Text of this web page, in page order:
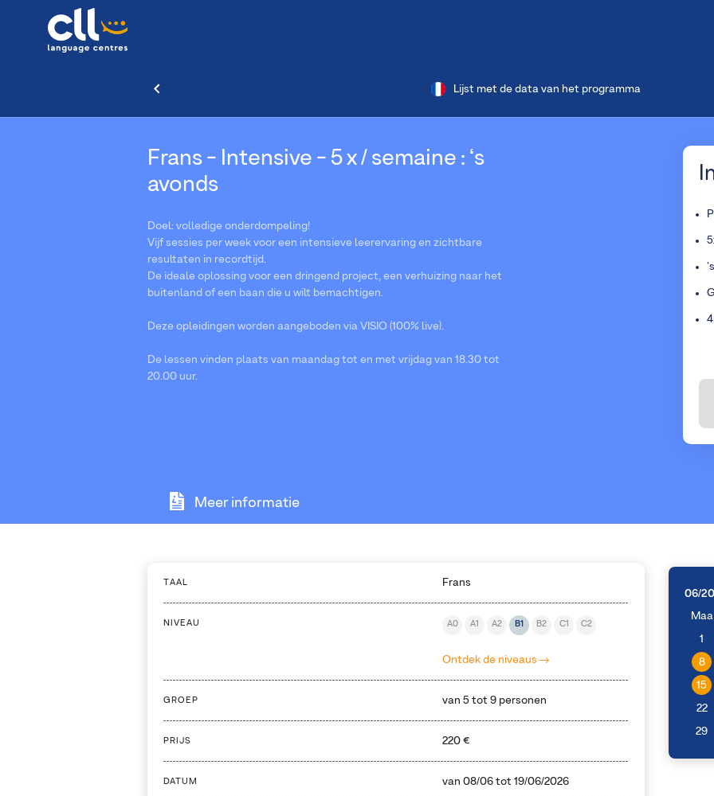
Lijst met de data van het programma
Frans - Intensive - 5 x / semaine : ‘s
avonds
Doel: volledige onderdompeling!
Vijf sessies per week voor een intensieve leerervaring en zichtbare
resultaten in recordtijd.
De ideale oplossing voor een dringend project, een verhuizing naar het
buitenland of een baan die u wilt bemachtigen.
Deze opleidingen worden aangeboden via VISIO (100% live).
De lessen vinden plaats van maandag tot en met vrijdag van 18.30 tot
20.00 uur.
Meer informatie
TAAL Frans
NIVEAU A0 A1 A2 B1 B2 C1 C2
Ontdek de niveaus
GROEP van 5 tot 9 personen
PRIJS 220 €
DATUM van08/06 tot19/06/2026
06/
Maa
1
8
15
22
29